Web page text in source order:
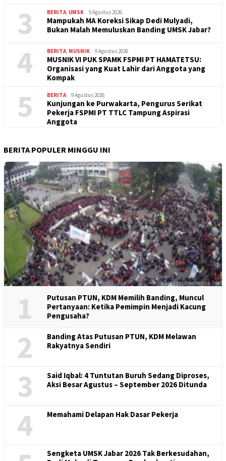
3 BERITA UMSK 9 Agustus 2026
Mampukah MA Koreksi Sikap Dedi Mulyadi,
Bukan Malah Memuluskan Banding UMSK Jabar?
4 BERITA MUSNIK 9 Agustus 2026
MUSNIK VI PUK SPAMK FSPMI PT HAMATETSU:
Organisasi yang Kuat Lahir dari Anggota yang
Kompak
5 BERITA 9 Agustus 2026
Kunjungan ke Purwakarta, Pengurus Serikat
Pekerja FSPMI PT TTLC Tampung Aspirasi
Anggota
BERITA POPULER MINGGU INI
1
Putusan PTUN, KDM Memilih Banding, Muncul
Pertanyaan: Ketika Pemimpin Menjadi Kacung
Pengusaha?
2
Banding Atas Putusan PTUN, KDM Melawan
Rakyatnya Sendiri
3
Said Iqbal: 4 Tuntutan Buruh Sedang Diproses,
Aksi Besar Agustus – September 2026 Ditunda
4 Memahami Delapan Hak Dasar Pekerja
Sengketa UMSK Jabar 2026 Tak Berkesudahan,